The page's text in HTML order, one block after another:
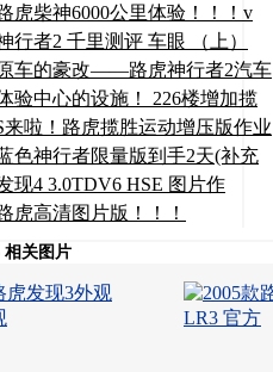
虎柴神6000公里体验！！！v
行者2 千里测评 车眼 （上）
车的豪改——路虎神行者2汽车
装
验中心的设施！ 226楼增加揽
来啦！路虎揽胜运动增压版作业
精选版
色神行者限量版到手2天(补充
里行车感
现4 3.0TDV6 HSE 图片作
虎高清图片版！！！
相关图片